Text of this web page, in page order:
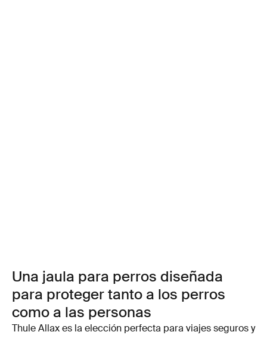
Una jaula para perros diseñada
para proteger tanto a los perros
como a las personas
Thule Allax es la elección perfecta para viajes seguros y